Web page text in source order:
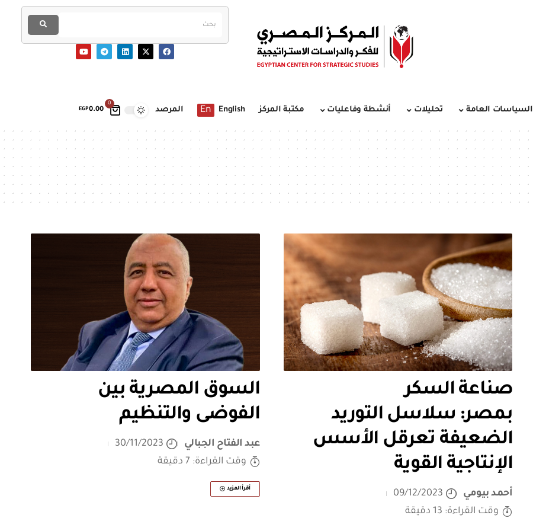
0
EGP0.00 السياسات العامة تحليلات أنشطة وفاعليات مكتبة المركز English
En المرصد
صناعة السكر
بمصر: سلاسل التوريد
الضعيفة تعرقل الأسس
الإنتاجية القوية
أحمد بيومي
09/12/2023
وقت القراءة: 13 دقيقة
السوق المصرية بين
الفوضى والتنظيم
عبد الفتاح الجبالي
30/11/2023
وقت القراءة: 7 دقيقة
أقرأ المزيد